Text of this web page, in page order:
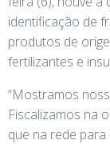
identificação de
produtos de
fertilizantes e
“Mostramos
Fiscalizamos na
que na rede